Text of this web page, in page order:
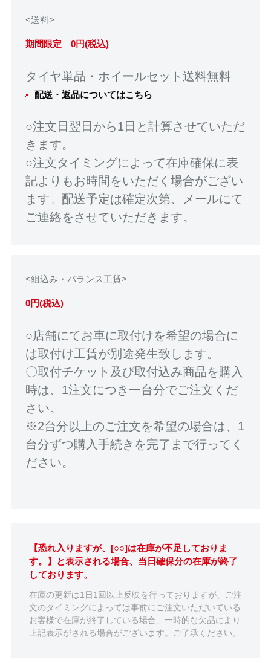
<送料>
期間限定 0円(税込)
タイヤ単品・ホイールセット送料無料
配送・返品についてはこちら
○注文日翌日から1日と計算させていただ
きます。
○注文タイミングによって在庫確保に表
記よりもお時間をいただく場合がござい
ます。配送予定は確定次第、メールにて
ご連絡をさせていただきます。
<組込み・バランス工賃>
0円(税込)
○店舗にてお車に取付けを希望の場合に
は取付け工賃が別途発生致します。
〇取付チケット及び取付込み商品を購入
時は、1注文につき一台分でご注文くだ
さい。
※2台分以上のご注文を希望の場合は、1
台分ずつ購入手続きを完了まで行ってく
ださい。
【恐れ入りますが、[○○]は在庫が不足しておりま
す。】と表示される場合、当日確保分の在庫が終了
しております。
在庫の更新は1日1回以上反映を行っておりますが、ご注
文のタイミングによっては事前にご注文いただいている
お客様で在庫が終了している場合、一時的な欠品により
上記表示がされる場合がございます。ご了承ください。